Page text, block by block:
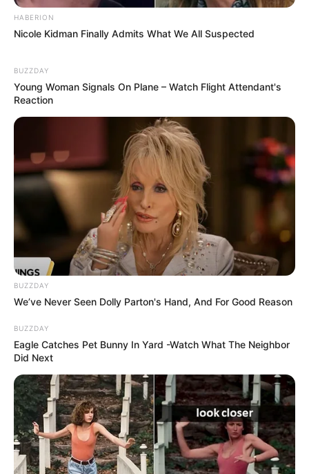
HABERION
Nicole Kidman Finally Admits What We All Suspected
BUZZDAY
Young Woman Signals On Plane – Watch Flight Attendant's
Reaction
BUZZDAY
We’ve Never Seen Dolly Parton's Hand, And For Good Reason
BUZZDAY
Eagle Catches Pet Bunny In Yard -Watch What The Neighbor
Did Next